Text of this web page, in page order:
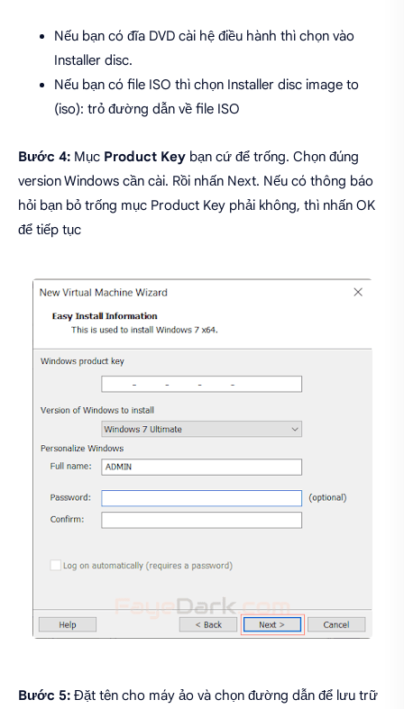
Nếu bạn có đĩa DVD cài hệ điều hành thì chọn vào
Installer disc.
Nếu bạn có file ISO thì chọn Installer disc image to
(iso): trỏ đường dẫn về file ISO
Bước 4: Mục Product Key bạn cứ để trống. Chọn đúng
version Windows cần cài. Rồi nhấn Next. Nếu có thông báo
hỏi bạn bỏ trống mục Product Key phải không, thì nhấn OK
để tiếp tục
Bước 5: Đặt tên cho máy ảo và chọn đường dẫn để lưu trữ